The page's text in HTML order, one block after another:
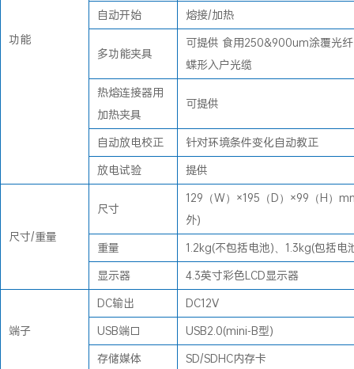
功能
自动开始
熔接/加热
多功能夹具
可提供 食用250&900um涂覆光
蝶形入户光缆
热熔连接器用
加热夹具
可提供
自动放电校正
针对环境条件变化自动教正
放电试验
提供
尺寸/重量
尺寸
129（W）×195（D）×99（H）
外)
重量
1.2kg(不包括电池)、1.3kg(包括电
显示器
4.3英寸彩色LCD显示器
端子
DC输出
DC12V
USB端口
USB2.0(mini-B型)
存储媒体
SD/SDHC内存卡